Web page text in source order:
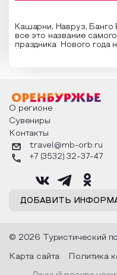
Кашарни, Навруз, Банго
все это название
праздника Нового года
о том, как встречают
разных уголках страны,
обряды совершают на
благополучие, в чем
различаются традиции.
Дед Мороз и откуда он
его называют в разных
страны и как появились
О регионе
Сувениры
Контакты
ДОБАВИТЬ
travel@mb-orb.ru
+7 (3532) 32-37-47
© 2026 Туристический
Карта сайта Политика